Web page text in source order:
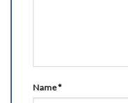
Name*